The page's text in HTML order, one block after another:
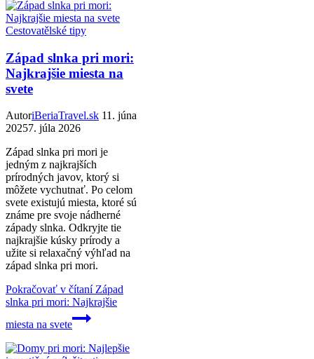
Cestovatělské tipy
Západ slnka pri mori:
Najkrajšie miesta na
svete
AutoriBeriaTravel.sk 11. júna
20257. júla 2026
Západ slnka pri mori je
jedným z najkrajších
prírodných javov, ktorý si
môžete vychutnať. Po celom
svete existujú miesta, ktoré sú
známe pre svoje nádherné
západy slnka. Odkryjte tie
najkrajšie kúsky prírody a
užite si relaxačný výhľad na
západ slnka pri mori.
Pokračovať v čítaníZápad
slnka pri mori: Najkrajšie
miesta na svete